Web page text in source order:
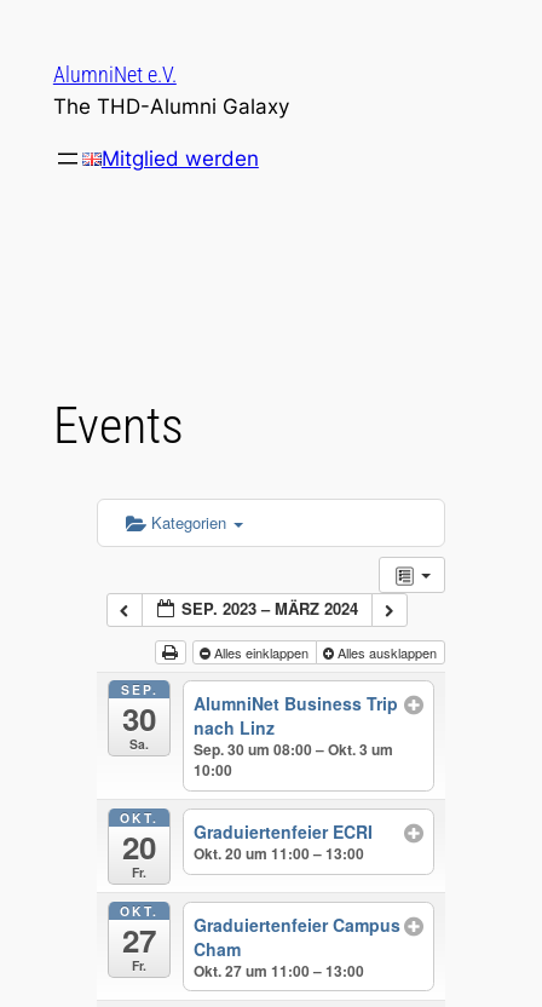
springen
AlumniNet e.V.
The THD-Alumni Galaxy
Mitglied werden
Events
Kategorien
SEP. 2023 – MÄRZ 2024
Alles einklappen Alles ausklappen
SEP.
30
Sa.
AlumniNet Business Trip
nach Linz
Sep. 30 um 08:00 – Okt. 3 um
10:00
OKT.
20
Fr.
Graduiertenfeier ECRI
Okt. 20 um 11:00 – 13:00
OKT.
27
Fr.
Graduiertenfeier Campus
Cham
Okt. 27 um 11:00 – 13:00